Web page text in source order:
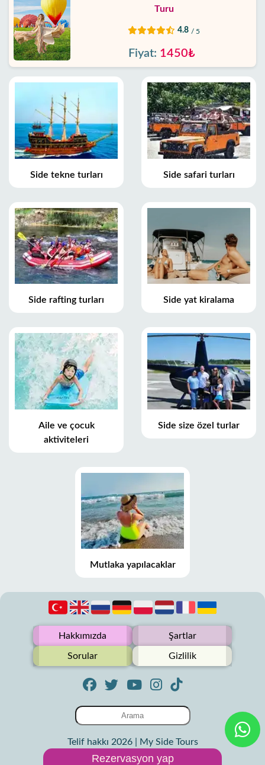
Turu
4.8 / 5
Fiyat: 1450₺
Rezervasyon yap
Side tekne turları Side safari turları
Side rafting turları Side yat kiralama
Aile ve çocuk
aktiviteleri
Side size özel turlar
Mutlaka yapılacaklar
Hakkımızda Şartlar
Sorular Gizlilik
Telif hakkı 2026 | My Side Tours